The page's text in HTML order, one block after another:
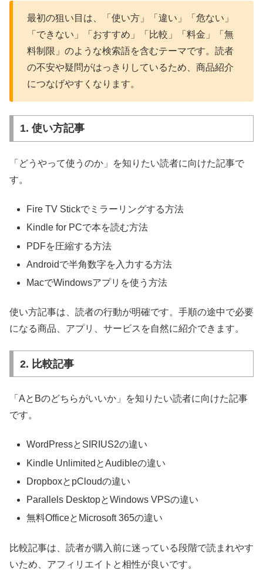
最初の狙い目は、「使い方」「違い」「危ない」
「できない」「おすすめ」「比較」「料金」「無
料制限」のような検索語を含むテーマです。読者
の不安や疑問がはっきりしているため、商品紹介
につなげやすくなります。
1. 使い方記事
「どうやって使うのか」を知りたい読者に向けた記事で
す。
Fire TV Stickでミラーリングする方法
Kindle for PCで本を読む方法
PDFを圧縮する方法
Androidで半角数字を入力する方法
MacでWindowsアプリを使う方法
使い方記事は、読者の行動が明確です。手順の途中で必要
になる商品、アプリ、サービスを自然に紹介できます。
2. 比較記事
「AとBのどちらがいいか」を知りたい読者に向けた記事
です。
WordPressとSIRIUS2の違い
Kindle UnlimitedとAudibleの違い
DropboxとpCloudの違い
Parallels DesktopとWindows VPSの違い
無料OfficeとMicrosoft 365の違い
比較記事は、読者が購入前に迷っている段階で読まれやす
いため、アフィリエイトと相性が良いです。